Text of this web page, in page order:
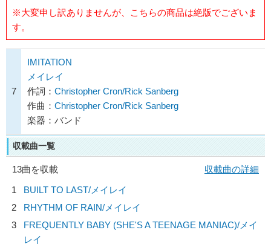
※大変申し訳ありませんが、こちらの商品は絶版でございま
す。
7
IMITATION
メイレイ
作詞： Christopher Cron/Rick Sanberg
作曲： Christopher Cron/Rick Sanberg
楽器：バンド
収載曲一覧
13曲を収載
収載曲の詳細
1
BUILT TO LAST/ メイレイ
2
RHYTHM OF RAIN/ メイレイ
3
FREQUENTLY BABY (SHE'S A TEENAGE MANIAC)/ メイ
レイ